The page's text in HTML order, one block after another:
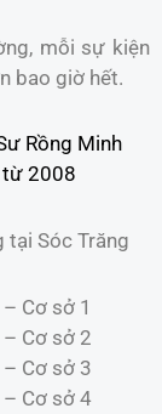
mỗi sự kiện
bao giờ hết.
Rồng Minh
từ 2008
tại Sóc Trăng
Cơ sở 1
Cơ sở 2
Cơ sở 3
Cơ sở 4